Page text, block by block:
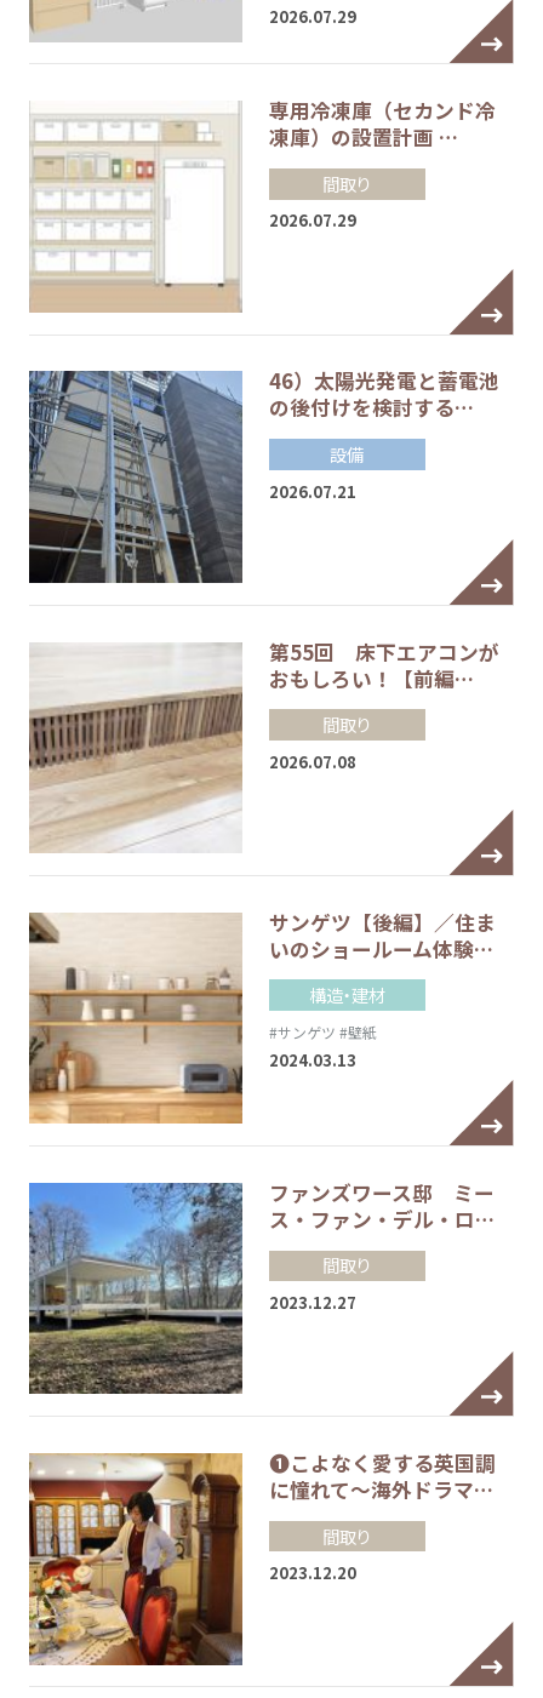
2026.07.29
専用冷凍庫（セカンド冷
凍庫）の設置計画 …
間取り
2026.07.29
46）太陽光発電と蓄電池
の後付けを検討する…
設備
2026.07.21
第55回 床下エアコンが
おもしろい！【前編…
間取り
2026.07.08
サンゲツ【後編】／住ま
いのショールーム体験…
構造・建材
#サンゲツ #壁紙
2024.03.13
ファンズワース邸 ミー
ス・ファン・デル・ロ…
間取り
2023.12.27
❶こよなく愛する英国調
に憧れて～海外ドラマ…
間取り
2023.12.20